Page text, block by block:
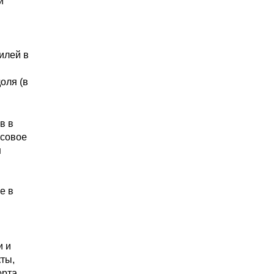
в
(в
в
в
и